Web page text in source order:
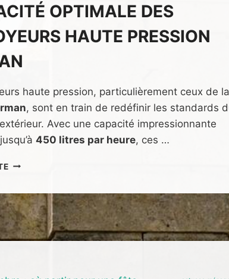
OPTIMALE DES
HAUTE PRESSION
haute pression, particulièrement ceux de la
, sont en train de redéfinir les standards
Avec une capacité impressionnante
450 litres par heure, ces …
AVIS
NETTOYEUR
HAUTE
PRESSION
THERMIQUE
PERFORMANCE